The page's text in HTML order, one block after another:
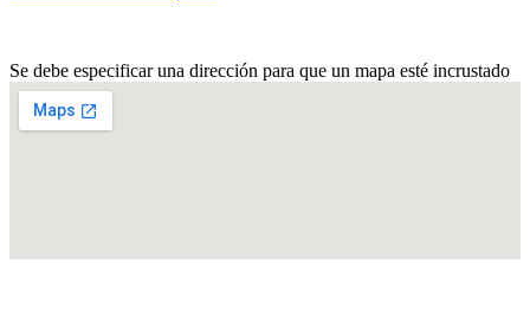
Se debe especificar una dirección para que un mapa esté incrustado